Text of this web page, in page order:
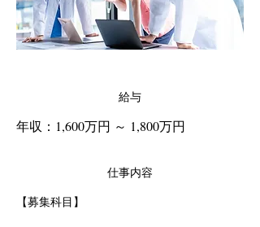
給与
年収：1,600万円 ～ 1,800万円
仕事内容
【募集科目】